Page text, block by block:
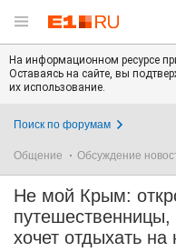
На информационном ресурсе
Оставаясь на сайте, вы
их использование.
Поиск по форумам
Общение Обсуждение
Не мой Крым:
хочет отдыхать